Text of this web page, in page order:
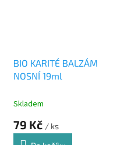
BIO KARITÉ BALZÁM
NOSNÍ 19ml
Skladem
79 Kč / ks